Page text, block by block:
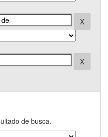
de busca.